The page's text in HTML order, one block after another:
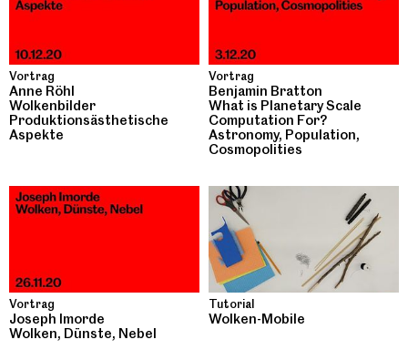
Vortrag
Anne Röhl
Wolkenbilder
Produktionsästhetische
Aspekte
Vortrag
Benjamin Bratton
What is Planetary Scale
Computation For?
Astronomy, Population,
Cosmopolities
Vortrag
Joseph Imorde
Wolken, Dünste, Nebel
Tutorial
Wolken-Mobile